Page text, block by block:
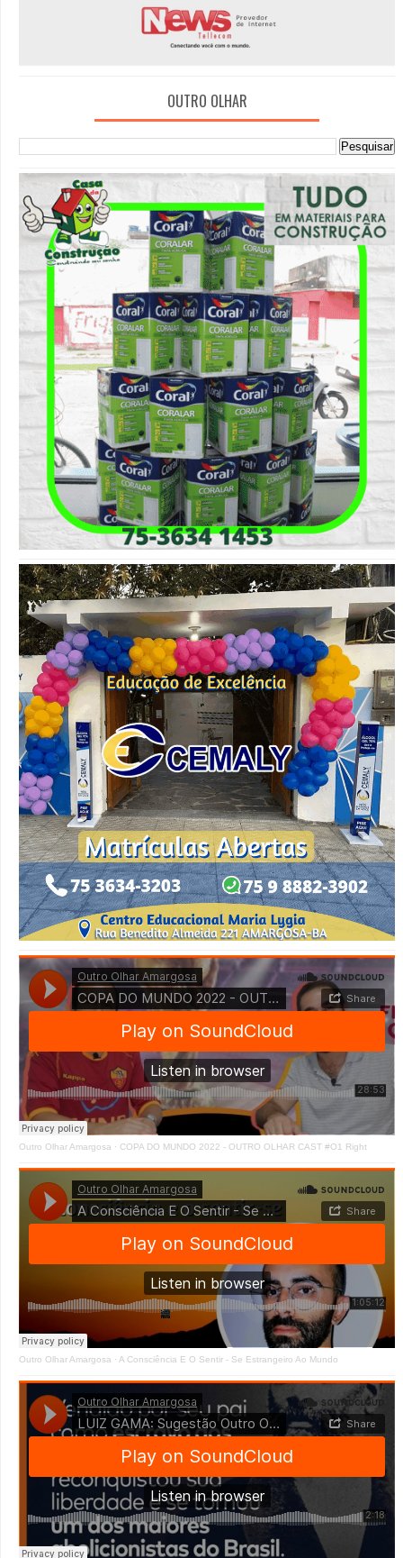
OUTRO OLHAR
Outro Olhar Amargosa · COPA DO MUNDO 2022 - OUTRO OLHAR CAST #O1 Right
Outro Olhar Amargosa · A Consciência E O Sentir - Se Estrangeiro Ao Mundo